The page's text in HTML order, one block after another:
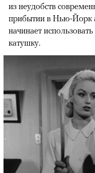
из неудобств
прибытии в Нью-Йорк
начинает
катушку.